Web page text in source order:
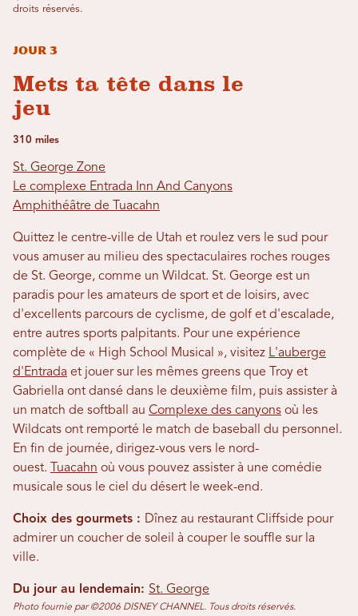
droits réservés.
Jour 3
Mets ta tête dans le
jeu
310 miles
St. George Zone
Le complexe Entrada Inn And Canyons
Amphithéâtre de Tuacahn
Quittez le centre-ville de Utah et roulez vers le sud pour
vous amuser au milieu des spectaculaires roches rouges
de St. George, comme un Wildcat. St. George est un
paradis pour les amateurs de sport et de loisirs, avec
d'excellents parcours de cyclisme, de golf et d'escalade,
entre autres sports palpitants. Pour une expérience
complète de « High School Musical », visitez L'auberge
d'Entrada et jouer sur les mêmes greens que Troy et
Gabriella ont dansé dans le deuxième film, puis assister à
un match de softball au Complexe des canyons où les
Wildcats ont remporté le match de baseball du personnel.
En fin de journée, dirigez-vous vers le nord-
ouest.
Tuacahn où vous pouvez assister à une comédie
musicale sous le ciel du désert le week-end.
Choix des gourmets : Dînez au restaurant Cliffside pour
admirer un coucher de soleil à couper le souffle sur la
ville.
Du jour au lendemain: St. George
Photo fournie par ©2006 DISNEY CHANNEL. Tous droits réservés.